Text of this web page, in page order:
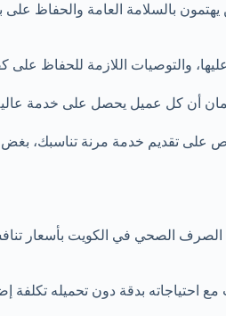
يهتمون بالسلامة العامة والحفاظ
والتوصيات اللازمة للحفاظ على
أن كل عميل يحصل على خدمة
تقديم خدمة مرنة تناسبك، بغض
الصحي في الكويت بأسعار
احتياجاته بدقة دون تحميله تكلفة